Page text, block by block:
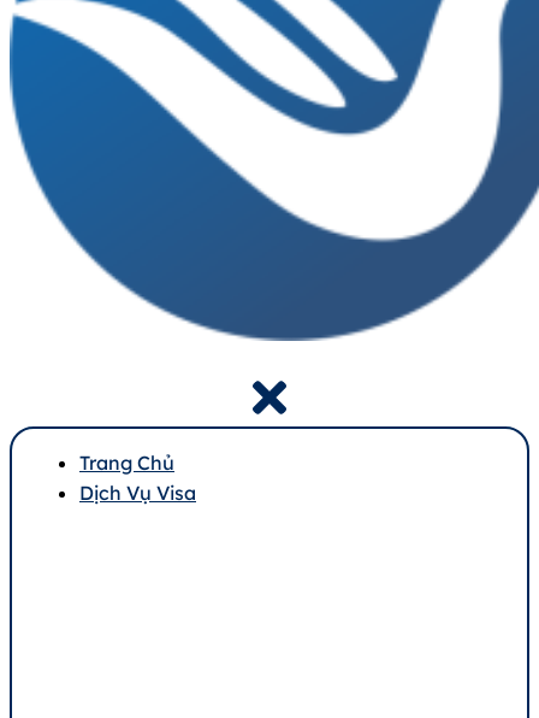
Trang Chủ
Dịch Vụ Visa